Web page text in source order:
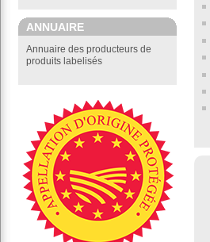
ANNUAIRE
Annuaire des producteurs de
produits labelisés